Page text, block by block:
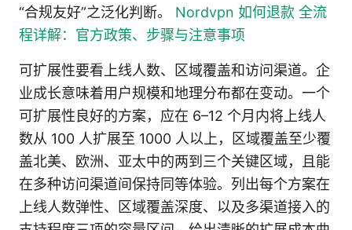
“合规友好”之泛化判断。 Nordvpn 如何退款 全流
程详解：官方政策、步骤与注意事项
可扩展性要看上线人数、区域覆盖和访问渠道。企
业成长意味着用户规模和地理分布都在变动。一个
可扩展性良好的方案，应在 6–12 个月内将上线人
数从 100 人扩展至 1000 人以上，区域覆盖至少覆
盖北美、欧洲、亚太中的两到三个关键区域，且能
在多种访问渠道间保持同等体验。列出每个方案在
上线人数弹性、区域覆盖深度、以及多渠道接入的